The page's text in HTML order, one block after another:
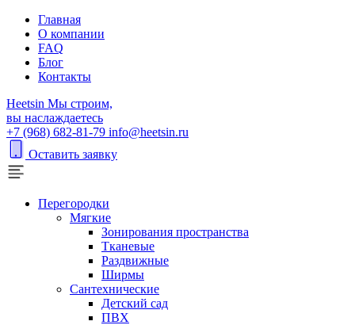
Главная
О компании
FAQ
Блог
Контакты
Heetsin Мы строим,
вы наслаждаетесь
+7 (968) 682-81-79 info@heetsin.ru
Оставить заявку
Перегородки
Мягкие
Зонирования пространства
Тканевые
Раздвижные
Ширмы
Сантехнические
Детский сад
ПВХ